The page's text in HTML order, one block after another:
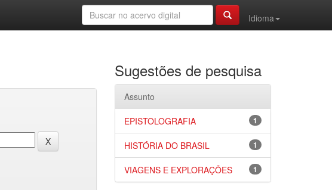
Idioma
Sugestões de pesquisa
Assunto
1
EPISTOLOGRAFIA
1
HISTÓRIA DO BRASIL
1
VIAGENS E EXPLORAÇÕES